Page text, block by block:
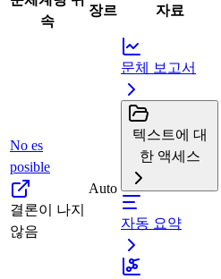
속
장르 자료
No es
posible
결론이 나지
않음
Auto
문체 보고서
텍스트에 대
한 액세스
자동 요약